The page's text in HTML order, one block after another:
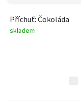
Příchuť: Čokoláda
skladem